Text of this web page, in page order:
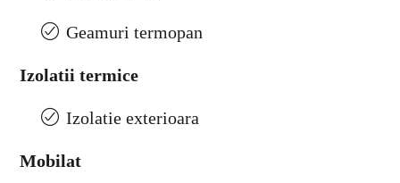
Geamuri termopan
Izolatii termice
Izolatie exterioara
Mobilat